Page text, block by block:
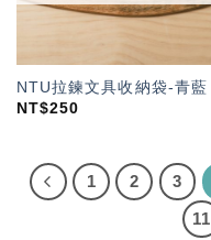
NTU拉鍊文具收納袋-青藍
NT$250
1 2 3
11